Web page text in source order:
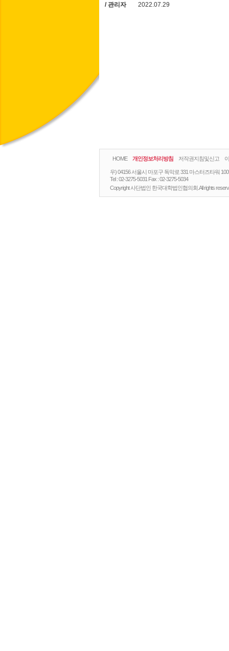
/ 관리자
2022.07.29
HOME 개인정보처리방침 저작권지침및신고
우) 04156 서울시 마포구 독막로 331 마스터즈타워
Tel :02-3275-5031 Fax :02-3275-5034
Copyright 사단법인 한국대학법인협의회.All rights